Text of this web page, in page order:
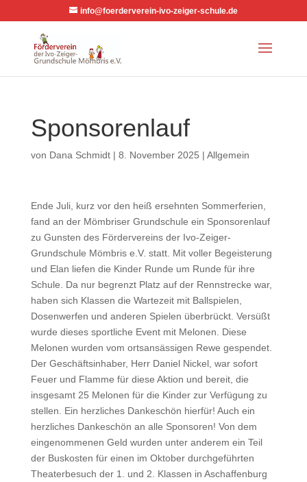
info@foerderverein-ivo-zeiger-schule.de
Sponsorenlauf
von Dana Schmidt| 8. November 2025 | Allgemein
Ende Juli, kurz vor den heiß ersehnten Sommerferien,
fand an der Mömbriser Grundschule ein Sponsorenlauf
zu Gunsten des Fördervereins der Ivo-Zeiger-
Grundschule Mömbris e.V. statt. Mit voller Begeisterung
und Elan liefen die Kinder Runde um Runde für ihre
Schule. Da nur begrenzt Platz auf der Rennstrecke war,
haben sich Klassen die Wartezeit mit Ballspielen,
Dosenwerfen und anderen Spielen überbrückt. Versüßt
wurde dieses sportliche Event mit Melonen. Diese
Melonen wurden vom ortsansässigen Rewe gespendet.
Der Geschäftsinhaber, Herr Daniel Nickel, war sofort
Feuer und Flamme für diese Aktion und bereit, die
insgesamt 25 Melonen für die Kinder zur Verfügung zu
stellen. Ein herzliches Dankeschön hierfür! Auch ein
herzliches Dankeschön an alle Sponsoren! Von dem
eingenommenen Geld wurden unter anderem ein Teil
der Buskosten für einen im Oktober durchgeführten
Theaterbesuch der 1. und 2. Klassen in Aschaffenburg